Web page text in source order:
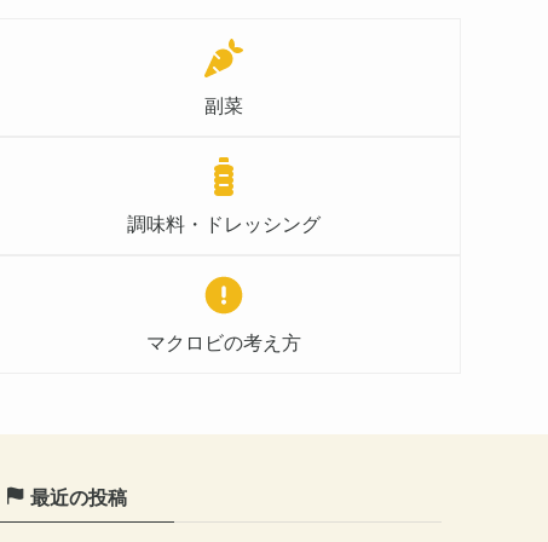
副菜
調味料・ドレッシング
マクロビの考え方
最近の投稿